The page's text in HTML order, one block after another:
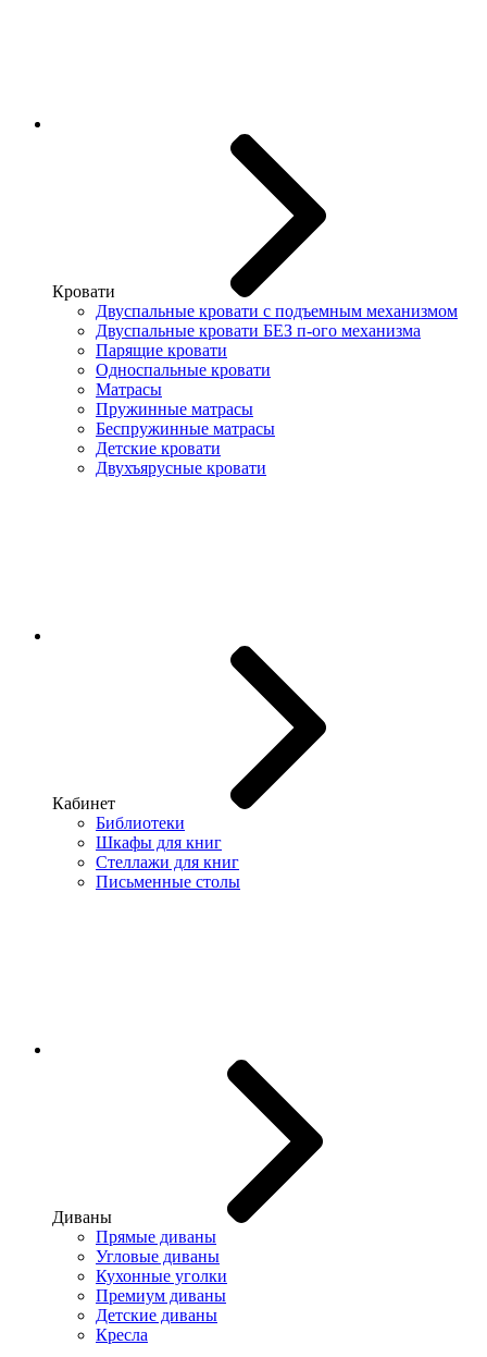
Кровати
Двуспальные кровати с подъемным механизмом
Двуспальные кровати БЕЗ п-ого механизма
Парящие кровати
Односпальные кровати
Матрасы
Пружинные матрасы
Беспружинные матрасы
Детские кровати
Двухъярусные кровати
Кабинет
Библиотеки
Шкафы для книг
Стеллажи для книг
Письменные столы
Диваны
Прямые диваны
Угловые диваны
Кухонные уголки
Премиум диваны
Детские диваны
Кресла